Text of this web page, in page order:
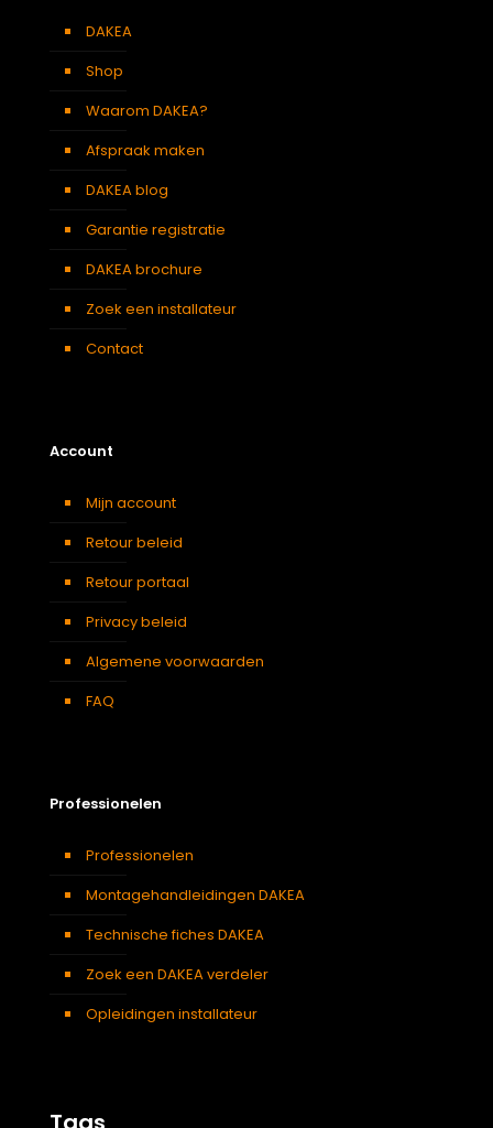
DAKEA
Shop
Waarom DAKEA?
Afspraak maken
DAKEA blog
Garantie registratie
DAKEA brochure
Zoek een installateur
Contact
Account
Mijn account
Retour beleid
Retour portaal
Privacy beleid
Algemene voorwaarden
FAQ
Professionelen
Professionelen
Montagehandleidingen DAKEA
Technische fiches DAKEA
Zoek een DAKEA verdeler
Opleidingen installateur